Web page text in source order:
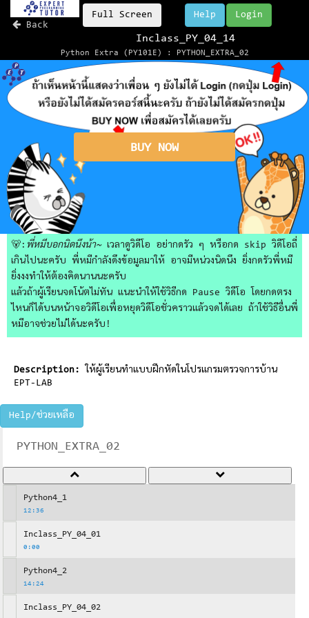
Back
Full Screen Login
Help
Inclass_PY_04_14
Python Extra (PY101E) : PYTHON_EXTRA_02
BUY NOW
🐻: พี่หมีบอกนิดนึงน้า~เวลาดูวิดีโอ อย่ากดรัว ๆ หรือกด skip วิดีโอถี่
เกินไปนะครับ พี่หมีกำลังดึงข้อมูลมาให้ อาจมีหน่วงนิดนึง ยิ่งกดรัวพี่หมี
ยิ่งงงทำให้ต้องคิดนานนะครับ
แล้วถ้าผู้เรียนจดโน้ตไม่ทัน แนะนำให้ใช้วิธีกด Pause วิดีโอ โดยกดตรง
ไหนก็ได้บนหน้าจอวิดีโอเพื่อหยุดวิดีโอชั่วคราวแล้วจดได้เลย ถ้าใช้วิธีอื่นพี่
หมีอาจช่วยไม่ได้นะครับ!
Description:
ให้ผู้เรียนทำแบบฝึกหัดในโปรแกรมตรวจการบ้าน
EPT-LAB
Help/ช่วยเหลือ
PYTHON_EXTRA_02
Python4_1
12:36
Inclass_PY_04_01
0:00
Python4_2
14:24
Inclass_PY_04_02